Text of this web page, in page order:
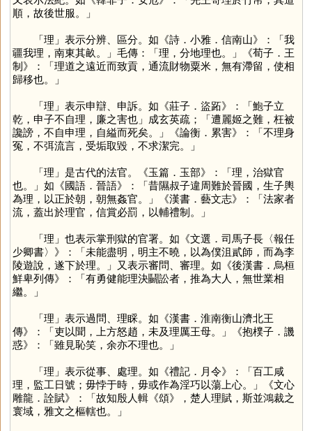
順，故後世服。」
「理 」表示分辨、區分。如《詩．小雅．信南山》：「我
疆我理，南東其畝。」毛傳：「理，分地理也。」《荀子．王
制》：「理道之遠近而致貢，通流財物粟米，無有滯留，使相
歸移也。」
「理 」表示申辯、申訴。如《莊子．盜跖》：「鮑子立
乾，申子不自理，廉之害也」成玄英疏；「遭麗姬之難，枉被
讒謗，不自申理，自縊而死矣。」《論衡．累害》：「不理身
冤，不弭流言，受垢取毀，不求潔完。」
「理 」是古代的法官。《玉篇．玉部》：「理，治獄官
也。」如《國語．晉語》：「昔隰叔子違周難於晉國，生子輿
為理，以正於朝，朝無姦官。」《漢書．藝文志》：「法家者
流，蓋出於理官，信賞必罰，以輔禮制。」
「理 」也表示掌刑獄的官署。如《文選．司馬子長〈報任
少卿書〉》：「未能盡明，明主不曉，以為僕沮貳師，而為李
陵遊說，遂下於理。」又表示審問、審理。如《後漢書．烏桓
鮮卑列傳》：「有勇健能理決鬭訟者，推為大人，無世業相
繼。」
「理 」表示過問、理睬。如《漢書．淮南衡山濟北王
傳》：「吏以聞，上方怒趙，未及理厲王母。」《抱樸子．譏
惑》：「雖見恥笑，余亦不理也。」
「理 」表示從事、處理。如《禮記．月令》：「百工咸
理，監工日號；毋悖于時，毋或作為淫巧以蕩上心。」《文心
雕龍．詮賦》：「故知殷人輯《頌》，楚人理賦，斯並鴻裁之
寰域，雅文之樞轄也。」